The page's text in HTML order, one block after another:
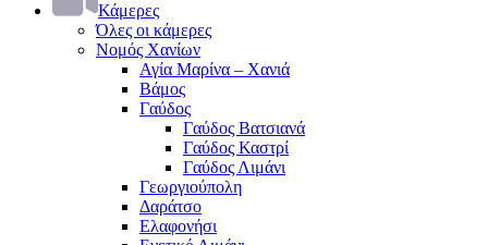
Κάμερες
Όλες οι κάμερες
Νομός Χανίων
Αγία Μαρίνα – Χανιά
Βάμος
Γαύδος
Γαύδος Βατσιανά
Γαύδος Καστρί
Γαύδος Λιμάνι
Γεωργιούπολη
Δαράτσο
Ελαφονήσι